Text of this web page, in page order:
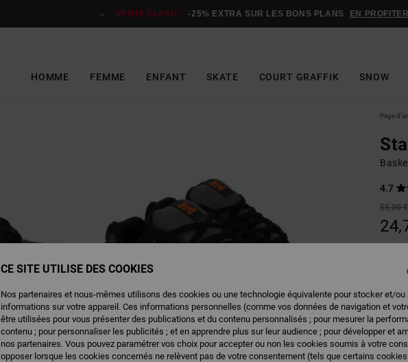
VENTE FLASH : -25% EXTRA SUR LES BONS PLANS EN PROFITER
HOMME FEMME ENFANT SKATE COURT GRAFFIK SNOW
Page
4.7
55,00 €
CE SITE UTILISE DES COOKIES
Nos partenaires et nous-mêmes utilisons des cookies ou une technologie équivalente pour stocker et/ou
informations sur votre appareil. Ces informations personnelles (comme vos données de navigation et
être utilisées pour vous présenter des publications et du contenu personnalisés ; pour mesurer la
contenu ; pour personnaliser les publicités ; et en apprendre plus sur leur audience ; pour développer et
nos partenaires. Vous pouvez paramétrer vos choix pour accepter ou non les cookies soumis à votre
opposer lorsque les cookies concernés ne relèvent pas de votre consentement (tels que certains